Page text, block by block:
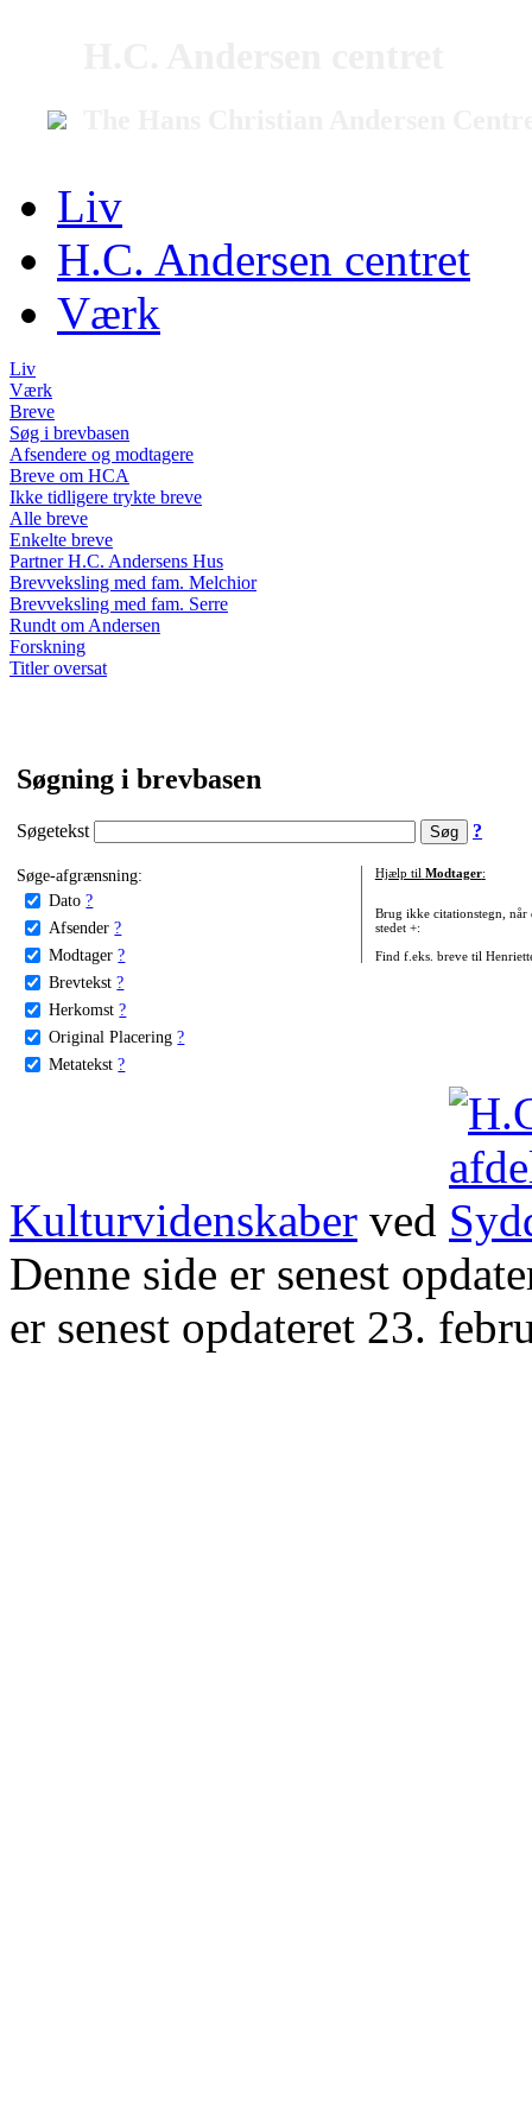
Liv
H.C. Andersen centret
Værk
Liv
Værk
Breve
Søg i brevbasen
Afsendere og modtagere
Breve om HCA
Ikke tidligere trykte breve
Alle breve
Enkelte breve
Partner H.C. Andersens Hus
Brevveksling med fam. Melchior
Brevveksling med fam. Serre
Rundt om Andersen
Forskning
Titler oversat
Søgning i brevbasen
Søgetekst ?
Søge-afgrænsning:
Dato ?
Afsender ?
Modtager ?
Brevtekst ?
Herkomst ?
Original Placering ?
Metatekst ?
Hjælp til Modtager:
Brug ikke citationstegn, når
stedet +:
Find f.eks. breve til
Kulturvidenskaber ved
Denne side er senest
er senest opdateret 23.